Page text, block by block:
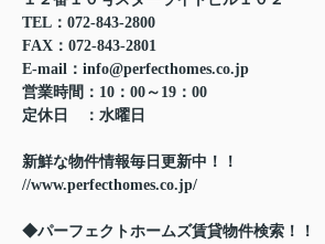
TEL：072-843-2800
FAX：072-843-2801
E-mail：info@perfecthomes.co.jp
営業時間：10：00～19：00
定休日 ：水曜日
新鮮な物件情報毎日更新中！！
//www.perfecthomes.co.jp/
◆パーフェクトホームズ賃貸物件検索！！